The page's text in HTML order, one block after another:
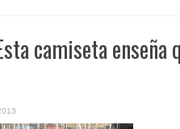
camiseta enseña